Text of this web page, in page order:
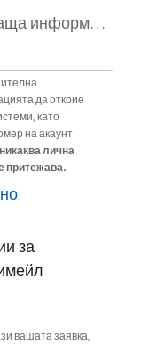
Допълнителна идентифицираща информация (по избор)
да открие
като
на акаунт.
лична
притежава.
за
вашата заявка,